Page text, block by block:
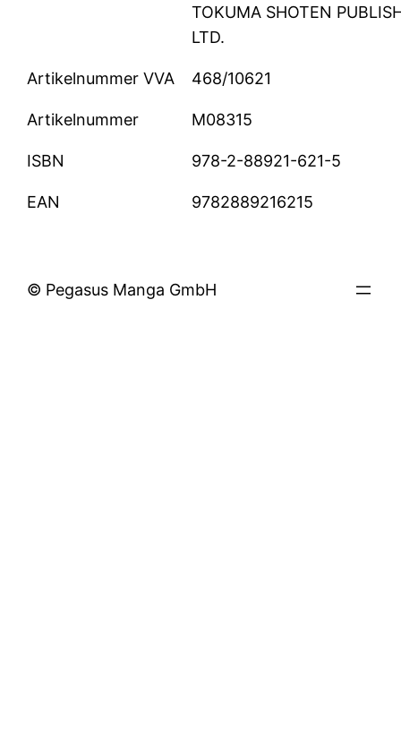
TOKUMA SHOTEN
LTD.
Artikelnummer VVA 468/10621
Artikelnummer M08315
ISBN 978-2-88921-621-5
EAN 9782889216215
© Pegasus Manga GmbH